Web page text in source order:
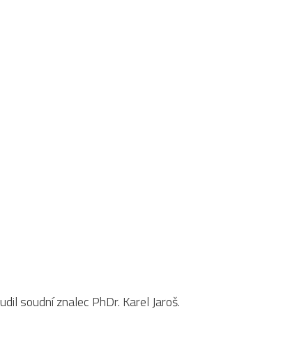
soudní znalec PhDr. Karel Jaroš.